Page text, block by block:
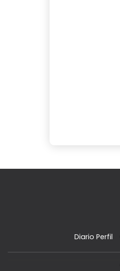
Diario Perfil